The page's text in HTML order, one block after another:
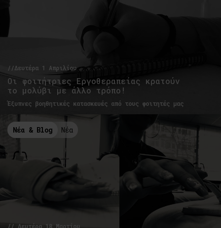
//Δευτέρα 1 Απριλίου
Οι φοιτήτριες Εργοθεραπείας κρατούν
το μολύβι με άλλο τρόπο!
Έξυπνες βοηθητικές κατασκευές από τους φοιτητές μας
Νέα & Blog Νέα
// Δευτέρα 18 Μαρτίου